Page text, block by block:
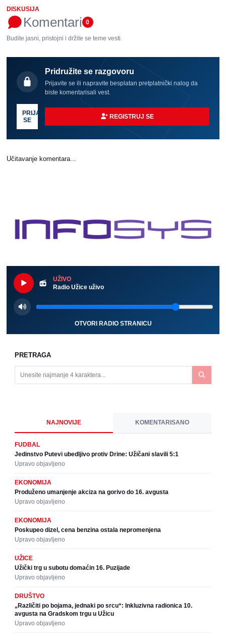
DISKUSIJA
Komentari 0
Budite jasni, pristojni i držite se teme vesti.
Pridružite se razgovoru
Prijavite se ili napravite besplatan pretplatnički nalog da
biste komentarisali vest.
PRIJAVI
SE
REGISTRUJ SE
Učitavanje komentara...
UŽIVO
Radio Užice uživo
OTVORI RADIO STRANICU
PRETRAGA
NAJNOVIJE KOMENTARISANO
FUDBAL
Jedinstvo Putevi ubedljivo protiv Drine: Užičani slavili 5:1
Upravo objavljeno
EKONOMIJA
Produženo umanjenje akciza na gorivo do 16. avgusta
Upravo objavljeno
EKONOMIJA
Poskupeo dizel, cena benzina ostala nepromenjena
Upravo objavljeno
UŽICE
Užički trg u subotu domaćin 16. Puzijade
Upravo objavljeno
DRUŠTVO
„Različiti po bojama, jednaki po srcu“: Inkluzivna radionica 10.
avgusta na Gradskom trgu u Užicu
Upravo objavljeno